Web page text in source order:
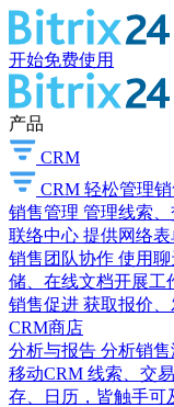
开始免费使用
产品
CRM
CRM 轻松管理
销售管理 管理线索
联络中心 提供网络
销售团队协作 使用
储、在线文档开展工
销售促进 获取报价、
CRM商店
分析与报告 分析销
移动CRM 线索、交
存、日历，皆触手可